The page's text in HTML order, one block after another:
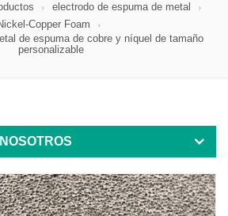
electrodo de espuma de metal
Copper Foam
de espuma de cobre y níquel de tamaño
personalizable